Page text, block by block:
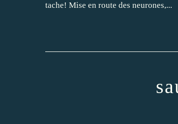
tache! Mise en route des neurones,...